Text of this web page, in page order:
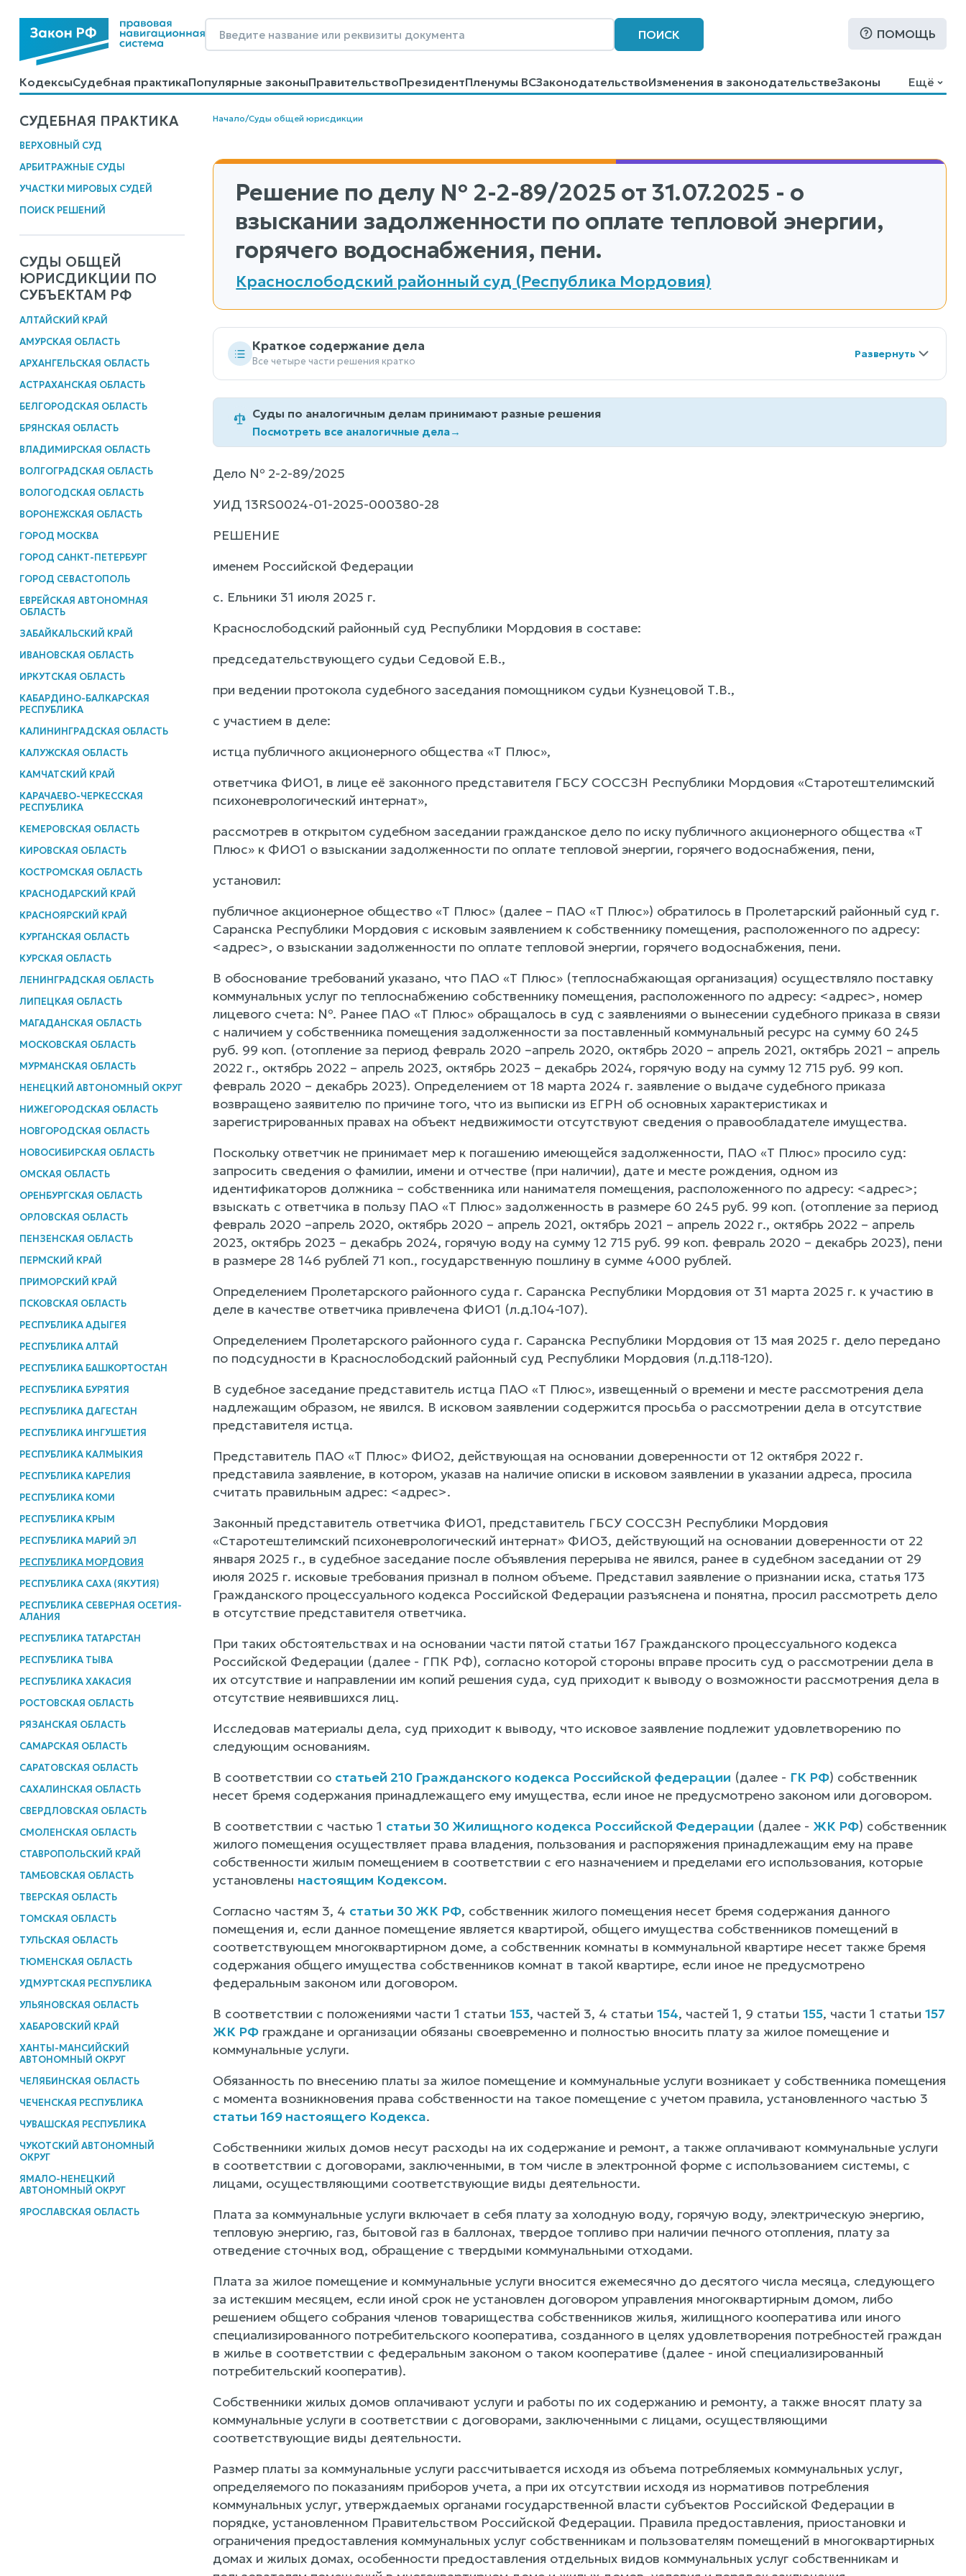
ПОИСК ПОМОЩЬ
КодексыСудебная практикаПопулярные законыПравительствоПрезидентПленумы ВСЗаконодательствоИзменения в законодательствеЗаконы
КалькуляторыСправочные материалыОбразцы договоровКонтактыПомощьПоиск
Ещё
СУДЕБНАЯ ПРАКТИКА
ВЕРХОВНЫЙ СУД
АРБИТРАЖНЫЕ СУДЫ
УЧАСТКИ МИРОВЫХ СУДЕЙ
ПОИСК РЕШЕНИЙ
СУДЫ ОБЩЕЙ
ЮРИСДИКЦИИ ПО
СУБЪЕКТАМ РФ
АЛТАЙСКИЙ КРАЙ
АМУРСКАЯ ОБЛАСТЬ
АРХАНГЕЛЬСКАЯ ОБЛАСТЬ
АСТРАХАНСКАЯ ОБЛАСТЬ
БЕЛГОРОДСКАЯ ОБЛАСТЬ
БРЯНСКАЯ ОБЛАСТЬ
ВЛАДИМИРСКАЯ ОБЛАСТЬ
ВОЛГОГРАДСКАЯ ОБЛАСТЬ
ВОЛОГОДСКАЯ ОБЛАСТЬ
ВОРОНЕЖСКАЯ ОБЛАСТЬ
ГОРОД МОСКВА
ГОРОД САНКТ-ПЕТЕРБУРГ
ГОРОД СЕВАСТОПОЛЬ
ЕВРЕЙСКАЯ АВТОНОМНАЯ
ОБЛАСТЬ
ЗАБАЙКАЛЬСКИЙ КРАЙ
ИВАНОВСКАЯ ОБЛАСТЬ
ИРКУТСКАЯ ОБЛАСТЬ
КАБАРДИНО-БАЛКАРСКАЯ
РЕСПУБЛИКА
КАЛИНИНГРАДСКАЯ ОБЛАСТЬ
КАЛУЖСКАЯ ОБЛАСТЬ
КАМЧАТСКИЙ КРАЙ
КАРАЧАЕВО-ЧЕРКЕССКАЯ
РЕСПУБЛИКА
КЕМЕРОВСКАЯ ОБЛАСТЬ
КИРОВСКАЯ ОБЛАСТЬ
КОСТРОМСКАЯ ОБЛАСТЬ
КРАСНОДАРСКИЙ КРАЙ
КРАСНОЯРСКИЙ КРАЙ
КУРГАНСКАЯ ОБЛАСТЬ
КУРСКАЯ ОБЛАСТЬ
ЛЕНИНГРАДСКАЯ ОБЛАСТЬ
ЛИПЕЦКАЯ ОБЛАСТЬ
МАГАДАНСКАЯ ОБЛАСТЬ
МОСКОВСКАЯ ОБЛАСТЬ
МУРМАНСКАЯ ОБЛАСТЬ
НЕНЕЦКИЙ АВТОНОМНЫЙ ОКРУГ
НИЖЕГОРОДСКАЯ ОБЛАСТЬ
НОВГОРОДСКАЯ ОБЛАСТЬ
НОВОСИБИРСКАЯ ОБЛАСТЬ
ОМСКАЯ ОБЛАСТЬ
ОРЕНБУРГСКАЯ ОБЛАСТЬ
ОРЛОВСКАЯ ОБЛАСТЬ
ПЕНЗЕНСКАЯ ОБЛАСТЬ
ПЕРМСКИЙ КРАЙ
ПРИМОРСКИЙ КРАЙ
ПСКОВСКАЯ ОБЛАСТЬ
РЕСПУБЛИКА АДЫГЕЯ
РЕСПУБЛИКА АЛТАЙ
РЕСПУБЛИКА БАШКОРТОСТАН
РЕСПУБЛИКА БУРЯТИЯ
РЕСПУБЛИКА ДАГЕСТАН
РЕСПУБЛИКА ИНГУШЕТИЯ
РЕСПУБЛИКА КАЛМЫКИЯ
РЕСПУБЛИКА КАРЕЛИЯ
РЕСПУБЛИКА КОМИ
РЕСПУБЛИКА КРЫМ
РЕСПУБЛИКА МАРИЙ ЭЛ
РЕСПУБЛИКА МОРДОВИЯ
РЕСПУБЛИКА САХА (ЯКУТИЯ)
РЕСПУБЛИКА СЕВЕРНАЯ ОСЕТИЯ-
АЛАНИЯ
РЕСПУБЛИКА ТАТАРСТАН
РЕСПУБЛИКА ТЫВА
РЕСПУБЛИКА ХАКАСИЯ
РОСТОВСКАЯ ОБЛАСТЬ
РЯЗАНСКАЯ ОБЛАСТЬ
САМАРСКАЯ ОБЛАСТЬ
САРАТОВСКАЯ ОБЛАСТЬ
САХАЛИНСКАЯ ОБЛАСТЬ
СВЕРДЛОВСКАЯ ОБЛАСТЬ
СМОЛЕНСКАЯ ОБЛАСТЬ
СТАВРОПОЛЬСКИЙ КРАЙ
ТАМБОВСКАЯ ОБЛАСТЬ
ТВЕРСКАЯ ОБЛАСТЬ
ТОМСКАЯ ОБЛАСТЬ
ТУЛЬСКАЯ ОБЛАСТЬ
ТЮМЕНСКАЯ ОБЛАСТЬ
УДМУРТСКАЯ РЕСПУБЛИКА
УЛЬЯНОВСКАЯ ОБЛАСТЬ
ХАБАРОВСКИЙ КРАЙ
ХАНТЫ-МАНСИЙСКИЙ
АВТОНОМНЫЙ ОКРУГ
ЧЕЛЯБИНСКАЯ ОБЛАСТЬ
ЧЕЧЕНСКАЯ РЕСПУБЛИКА
ЧУВАШСКАЯ РЕСПУБЛИКА
ЧУКОТСКИЙ АВТОНОМНЫЙ
ОКРУГ
ЯМАЛО-НЕНЕЦКИЙ
АВТОНОМНЫЙ ОКРУГ
ЯРОСЛАВСКАЯ ОБЛАСТЬ
Начало/Суды общей юрисдикции
Решение по делу № 2-2-89/2025 от 31.07.2025 - о
взыскании задолженности по оплате тепловой энергии,
горячего водоснабжения, пени.
Краснослободский районный суд (Республика Мордовия)
Краткое содержание дела
Все четыре части решения кратко
Суды по аналогичным делам принимают разные решения
Посмотреть все аналогичные дела→
Дело № 2-2-89/2025
УИД 13RS0024-01-2025-000380-28
РЕШЕНИЕ
именем Российской Федерации
с. Ельники 31 июля 2025 г.
Краснослободский районный суд Республики Мордовия в составе:
председательствующего судьи Седовой Е.В.,
при ведении протокола судебного заседания помощником судьи Кузнецовой Т.В.,
с участием в деле:
истца публичного акционерного общества «Т Плюс»,
ответчика ФИО1, в лице её законного представителя ГБСУ СОССЗН Республики Мордовия «Старотештелимский
психоневрологический интернат»,
рассмотрев в открытом судебном заседании гражданское дело по иску публичного акционерного общества «Т
Плюс» к ФИО1 о взыскании задолженности по оплате тепловой энергии, горячего водоснабжения, пени,
установил:
публичное акционерное общество «Т Плюс» (далее – ПАО «Т Плюс») обратилось в Пролетарский районный суд г.
Саранска Республики Мордовия с исковым заявлением к собственнику помещения, расположенного по адресу:
<адрес>, о взыскании задолженности по оплате тепловой энергии, горячего водоснабжения, пени.
В обоснование требований указано, что ПАО «Т Плюс» (теплоснабжающая организация) осуществляло поставку
коммунальных услуг по теплоснабжению собственнику помещения, расположенного по адресу: <адрес>, номер
лицевого счета: №. Ранее ПАО «Т Плюс» обращалось в суд с заявлениями о вынесении судебного приказа в связи
с наличием у собственника помещения задолженности за поставленный коммунальный ресурс на сумму 60 245
руб. 99 коп. (отопление за период февраль 2020 –апрель 2020, октябрь 2020 – апрель 2021, октябрь 2021 – апрель
2022 г., октябрь 2022 – апрель 2023, октябрь 2023 – декабрь 2024, горячую воду на сумму 12 715 руб. 99 коп.
февраль 2020 – декабрь 2023). Определением от 18 марта 2024 г. заявление о выдаче судебного приказа
возвращено заявителю по причине того, что из выписки из ЕГРН об основных характеристиках и
зарегистрированных правах на объект недвижимости отсутствуют сведения о правообладателе имущества.
Поскольку ответчик не принимает мер к погашению имеющейся задолженности, ПАО «Т Плюс» просило суд:
запросить сведения о фамилии, имени и отчестве (при наличии), дате и месте рождения, одном из
идентификаторов должника – собственника или нанимателя помещения, расположенного по адресу: <адрес>;
взыскать с ответчика в пользу ПАО «Т Плюс» задолженность в размере 60 245 руб. 99 коп. (отопление за период
февраль 2020 –апрель 2020, октябрь 2020 – апрель 2021, октябрь 2021 – апрель 2022 г., октябрь 2022 – апрель
2023, октябрь 2023 – декабрь 2024, горячую воду на сумму 12 715 руб. 99 коп. февраль 2020 – декабрь 2023), пени
в размере 28 146 рублей 71 коп., государственную пошлину в сумме 4000 рублей.
Определением Пролетарского районного суда г. Саранска Республики Мордовия от 31 марта 2025 г. к участию в
деле в качестве ответчика привлечена ФИО1 (л.д.104-107).
Определением Пролетарского районного суда г. Саранска Республики Мордовия от 13 мая 2025 г. дело передано
по подсудности в Краснослободский районный суд Республики Мордовия (л.д.118-120).
В судебное заседание представитель истца ПАО «Т Плюс», извещенный о времени и месте рассмотрения дела
надлежащим образом, не явился. В исковом заявлении содержится просьба о рассмотрении дела в отсутствие
представителя истца.
Представитель ПАО «Т Плюс» ФИО2, действующая на основании доверенности от 12 октября 2022 г.
представила заявление, в котором, указав на наличие описки в исковом заявлении в указании адреса, просила
считать правильным адрес: <адрес>.
Законный представитель ответчика ФИО1, представитель ГБСУ СОССЗН Республики Мордовия
«Старотештелимский психоневрологический интернат» ФИО3, действующий на основании доверенности от 22
января 2025 г., в судебное заседание после объявления перерыва не явился, ранее в судебном заседании от 29
июля 2025 г. исковые требования признал в полном объеме. Представил заявление о признании иска, статья 173
Гражданского процессуального кодекса Российской Федерации разъяснена и понятна, просил рассмотреть дело
в отсутствие представителя ответчика.
При таких обстоятельствах и на основании части пятой статьи 167 Гражданского процессуального кодекса
Российской Федерации (далее - ГПК РФ), согласно которой стороны вправе просить суд о рассмотрении дела в
их отсутствие и направлении им копий решения суда, суд приходит к выводу о возможности рассмотрения дела в
отсутствие неявившихся лиц.
Исследовав материалы дела, суд приходит к выводу, что исковое заявление подлежит удовлетворению по
следующим основаниям.
В соответствии со статьей 210 Гражданского кодекса Российской федерации (далее - ГК РФ) собственник
несет бремя содержания принадлежащего ему имущества, если иное не предусмотрено законом или договором.
В соответствии с частью 1 статьи 30 Жилищного кодекса Российской Федерации (далее - ЖК РФ) собственник
жилого помещения осуществляет права владения, пользования и распоряжения принадлежащим ему на праве
собственности жилым помещением в соответствии с его назначением и пределами его использования, которые
установлены настоящим Кодексом.
Согласно частям 3, 4 статьи 30 ЖК РФ, собственник жилого помещения несет бремя содержания данного
помещения и, если данное помещение является квартирой, общего имущества собственников помещений в
соответствующем многоквартирном доме, а собственник комнаты в коммунальной квартире несет также бремя
содержания общего имущества собственников комнат в такой квартире, если иное не предусмотрено
федеральным законом или договором.
В соответствии с положениями части 1 статьи 153, частей 3, 4 статьи 154, частей 1, 9 статьи 155, части 1 статьи 157
ЖК РФграждане и организации обязаны своевременно и полностью вносить плату за жилое помещение и
коммунальные услуги.
Обязанность по внесению платы за жилое помещение и коммунальные услуги возникает у собственника помещения
с момента возникновения права собственности на такое помещение с учетом правила, установленного частью 3
статьи 169 настоящего Кодекса.
Собственники жилых домов несут расходы на их содержание и ремонт, а также оплачивают коммунальные услуги
в соответствии с договорами, заключенными, в том числе в электронной форме с использованием системы, с
лицами, осуществляющими соответствующие виды деятельности.
Плата за коммунальные услуги включает в себя плату за холодную воду, горячую воду, электрическую энергию,
тепловую энергию, газ, бытовой газ в баллонах, твердое топливо при наличии печного отопления, плату за
отведение сточных вод, обращение с твердыми коммунальными отходами.
Плата за жилое помещение и коммунальные услуги вносится ежемесячно до десятого числа месяца, следующего
за истекшим месяцем, если иной срок не установлен договором управления многоквартирным домом, либо
решением общего собрания членов товарищества собственников жилья, жилищного кооператива или иного
специализированного потребительского кооператива, созданного в целях удовлетворения потребностей граждан
в жилье в соответствии с федеральным законом о таком кооперативе (далее - иной специализированный
потребительский кооператив).
Собственники жилых домов оплачивают услуги и работы по их содержанию и ремонту, а также вносят плату за
коммунальные услуги в соответствии с договорами, заключенными с лицами, осуществляющими
соответствующие виды деятельности.
Размер платы за коммунальные услуги рассчитывается исходя из объема потребляемых коммунальных услуг,
определяемого по показаниям приборов учета, а при их отсутствии исходя из нормативов потребления
коммунальных услуг, утверждаемых органами государственной власти субъектов Российской Федерации в
порядке, установленном Правительством Российской Федерации. Правила предоставления, приостановки и
ограничения предоставления коммунальных услуг собственникам и пользователям помещений в многоквартирных
домах и жилых домах, особенности предоставления отдельных видов коммунальных услуг собственникам и